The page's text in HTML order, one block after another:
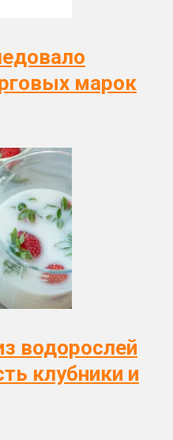
марок
водорослей
клубники и